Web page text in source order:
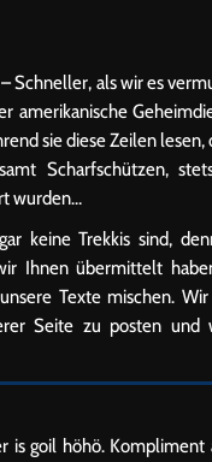
Schneller, als wir es
amerikanische
sie diese Zeilen
Scharfschützen,
wurden…
keine Trekkis sind,
Ihnen übermittelt
Texte mischen.
Seite zu posten
is goil höhö.